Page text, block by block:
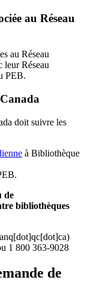
au Réseau
au Réseau
Réseau
PEB.
doit suivre les
à Bibliothèque
de
bibliothèques
)
1 800 363-9028
de